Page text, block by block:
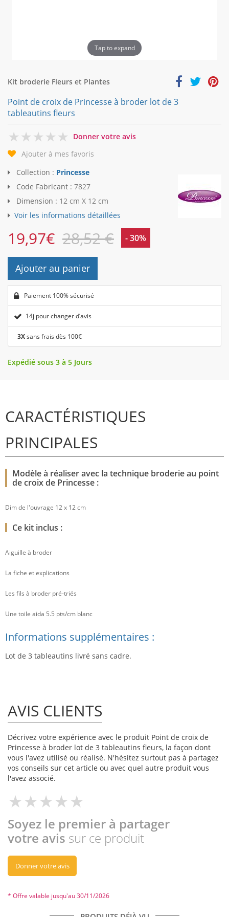
Tap to expand
Kit broderie Fleurs et Plantes
Point de croix de Princesse à broder lot de 3
tableautins fleurs
0
Donner votre avis
Ajouter à mes favoris
Collection : Princesse
Code Fabricant : 7827
Dimension : 12 cm X 12 cm
Voir les informations détaillées
19,97€ 28,52 € - 30%
Ajouter au panier
Paiement 100% sécurisé
14j pour changer d’avis
3Xsans frais dès 100€
Expédié sous 3 à 5 Jours
CARACTÉRISTIQUES
PRINCIPALES
Modèle à réaliser avec la technique broderie au point
de croix de Princesse :
Dim de l'ouvrage 12 x 12 cm
Ce kit inclus :
Aiguille à broder
La fiche et explications
Les fils à broder pré-triés
Une toile aida 5.5 pts/cm blanc
Informations supplémentaires :
Lot de 3 tableautins livré sans cadre.
AVIS CLIENTS
Décrivez votre expérience avec le produit Point de croix de
Princesse à broder lot de 3 tableautins fleurs, la façon dont
vous l'avez utilisé ou réalisé. N'hésitez surtout pas à partagez
vos conseils sur cet article ou avec quel autre produit vous
l'avez associé.
Soyez le premier à partager
votre avis sur ce produit
Donner votre avis
* Offre valable jusqu'au 30/11/2026